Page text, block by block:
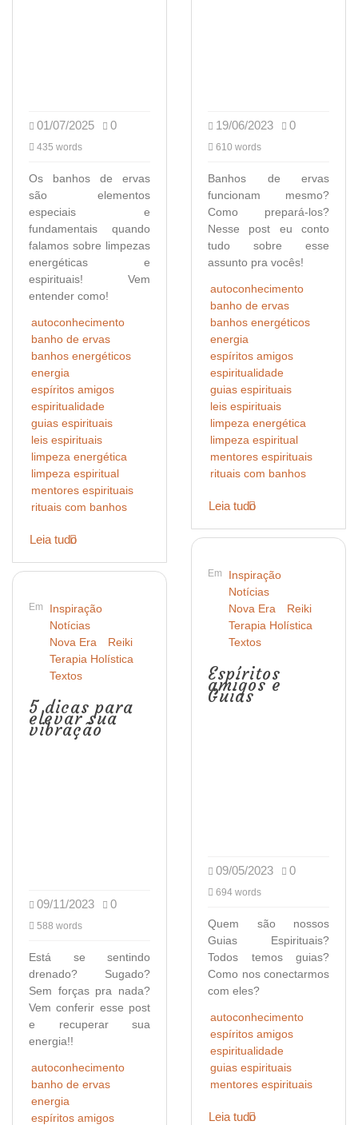
01/07/2025 0
435 words
Os banhos de ervas
são elementos
especiais e
fundamentais quando
falamos sobre limpezas
energéticas e
espirituais! Vem
entender como!
autoconhecimento
banho de ervas
banhos energéticos
energia
espíritos amigos
espiritualidade
guias espirituais
leis espirituais
limpeza energética
limpeza espiritual
mentores espirituais
rituais com banhos
Leia tudo
Em
Inspiração
Notícias
Nova Era
Reiki
Terapia Holística
Textos
5 dicas para
elevar sua
vibração
09/11/2023 0
588 words
Está se sentindo
drenado? Sugado?
Sem forças pra nada?
Vem conferir esse post
e recuperar sua
energia!!
autoconhecimento
banho de ervas
energia
espíritos amigos
19/06/2023 0
610 words
Banhos de ervas
funcionam mesmo?
Como prepará-los?
Nesse post eu conto
tudo sobre esse
assunto pra vocês!
autoconhecimento
banho de ervas
banhos energéticos
energia
espíritos amigos
espiritualidade
guias espirituais
leis espirituais
limpeza energética
limpeza espiritual
mentores espirituais
rituais com banhos
Leia tudo
Em
Inspiração
Notícias
Nova Era
Reiki
Terapia Holística
Textos
Espíritos
amigos e
Guias
09/05/2023 0
694 words
Quem são nossos
Guias Espirituais?
Todos temos guias?
Como nos conectarmos
com eles?
autoconhecimento
espíritos amigos
espiritualidade
guias espirituais
mentores espirituais
Leia tudo